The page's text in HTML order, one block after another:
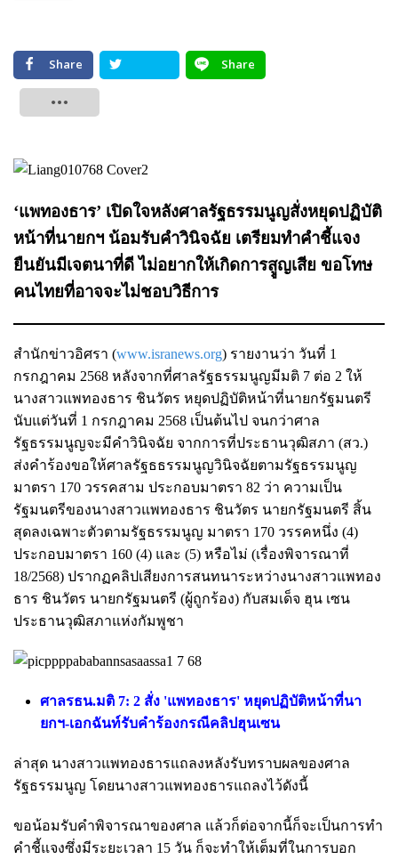
Share
Share
‘แพทองธาร’ เปิดใจหลังศาลรัฐธรรมนูญสั่งหยุดปฏิบัติ
หน้าที่นายกฯ น้อมรับคำวินิจฉัย เตรียมทำคำชี้แจง
ยืนยันมีเจตนาที่ดี ไม่อยากให้เกิดการสููญเสีย ขอโทษ
คนไทยที่อาจจะไม่ชอบวิธีการ
สำนักข่าวอิศรา (www.isranews.org) รายงานว่า วันที่ 1
กรกฎาคม 2568 หลังจากที่ศาลรัฐธรรมนูญมีมติ 7 ต่อ 2 ให้
นางสาวแพทองธาร ชินวัตร หยุดปฏิบัติหน้าที่นายกรัฐมนตรี
นับแต่วันที่ 1 กรกฎาคม 2568 เป็นต้นไป จนกว่าศาล
รัฐธรรมนูญจะมีคำวินิจฉัย จากการที่ประธานวุฒิสภา (สว.)
ส่งคำร้องขอให้ศาลรัฐธธรรมนูญวินิจฉัยตามรัฐธรรมนูญ
มาตรา 170 วรรคสาม ประกอบมาตรา 82 ว่า ความเป็น
รัฐมนตรีของนางสาวแพทองธาร ชินวัตร นายกรัฐมนตรี สิ้น
สุดลงเฉพาะตัวตามรัฐธรรมนูญ มาตรา 170 วรรคหนึ่ง (4)
ประกอบมาตรา 160 (4) และ (5) หรือไม่ (เรื่องพิจารณาที่
18/2568) ปรากฏคลิปเสียงการสนทนาระหว่างนางสาวแพทอง
ธาร ชินวัตร นายกรัฐมนตรี (ผู้ถูกร้อง) กับสมเด็จ ฮุน เซน
ประธานวุฒิสภาแห่งกัมพูชา
ศาลรธน.มติ 7: 2 สั่ง 'แพทองธาร' หยุดปฏิบัติหน้าที่นา
ยกฯ-เอกฉันท์รับคำร้องกรณีคลิปฮุนเซน
ล่าสุด นางสาวแพทองธารแถลงหลังรับทราบผลของศาล
รัฐธรรมนูญ โดยนางสาวแพทองธารแถลงไว้ดังนี้
ขอน้อมรับคำพิจารณาของศาล แล้วก็ต่อจากนี้ก็จะเป็นการทำ
คำชี้แจงซึ่งมีระยะเวลา 15 วัน ก็จะทำให้เต็มที่ในการบอก